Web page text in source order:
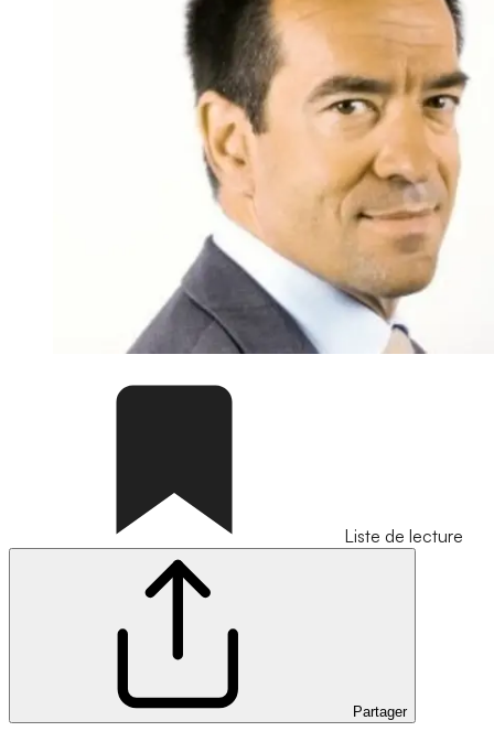
Liste de lecture
Partager